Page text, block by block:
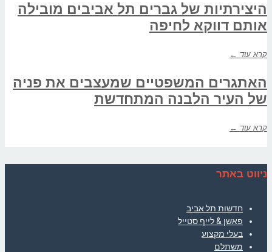
היצירתיות של גברים תל אביבים מובילה
אותם דווקא לחיפה
קרא עוד ←
האתגרים המשפטיים שמעצבים את פניה
של העיר הלבנה המתחדשת
קרא עוד ←
ניווט באתר
חדשות תל אביב
פאשן & לייף סטייל
בעלי מקצוע
משתלם